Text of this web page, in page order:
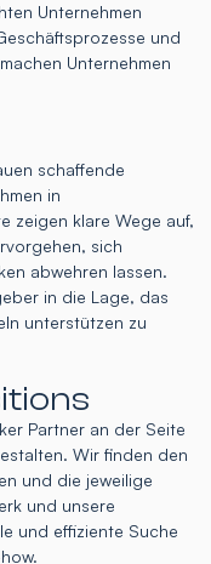
Unternehmen
und
Unternehmen
schaffende
in
zeigen klare Wege auf,
sich
abwehren lassen.
in die Lage, das
unterstützen zu
Partner an der Seite
Wir finden den
und die jeweilige
und unsere
und effiziente Suche